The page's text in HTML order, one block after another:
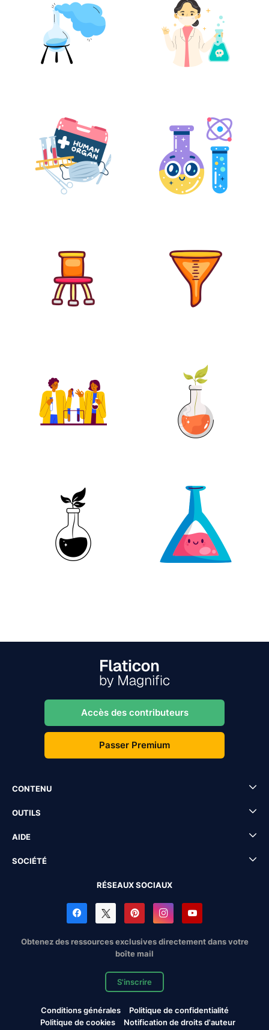
Accès des contributeurs
Passer Premium
CONTENU
OUTILS
AIDE
SOCIÉTÉ
RÉSEAUX SOCIAUX
Obtenez des ressources exclusives directement dans votre
boîte mail
S'inscrire
Conditions générales
Politique de confidentialité
Politique de cookies
Notification de droits d'auteur